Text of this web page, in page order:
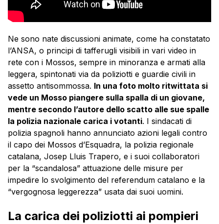
Ne sono nate discussioni animate, come ha constatato
l’ANSA, o principi di tafferugli visibili in vari video in
rete con i Mossos, sempre in minoranza e armati alla
leggera, spintonati via da poliziotti e guardie civili in
assetto antisommossa. In una foto molto ritwittata si
vede un Mosso piangere sulla spalla di un giovane,
mentre secondo l’autore dello scatto alle sue spalle
la polizia nazionale carica i votanti. I sindacati di
polizia spagnoli hanno annunciato azioni legali contro
il capo dei Mossos d’Esquadra, la polizia regionale
catalana, Josep Lluis Trapero, e i suoi collaboratori
per la “scandalosa” attuazione delle misure per
impedire lo svolgimento del referendum catalano e la
“vergognosa leggerezza” usata dai suoi uomini.
La carica dei poliziotti ai pompieri